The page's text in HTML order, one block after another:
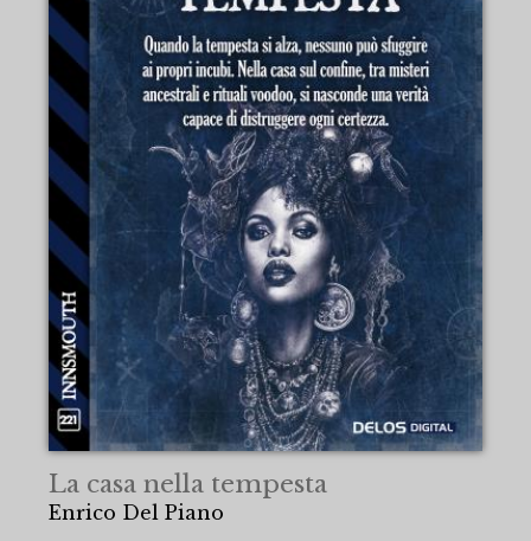
La casa nella tempesta
Enrico Del Piano